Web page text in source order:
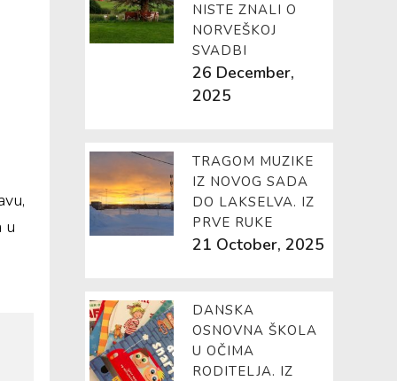
u
NISTE ZNALI O
NORVEŠKOJ
SVADBI
26 December,
2025
TRAGOM MUZIKE
IZ NOVOG SADA
DO LAKSELVA. IZ
PRVE RUKE
21 October, 2025
DANSKA
OSNOVNA ŠKOLA
U OČIMA
RODITELJA. IZ